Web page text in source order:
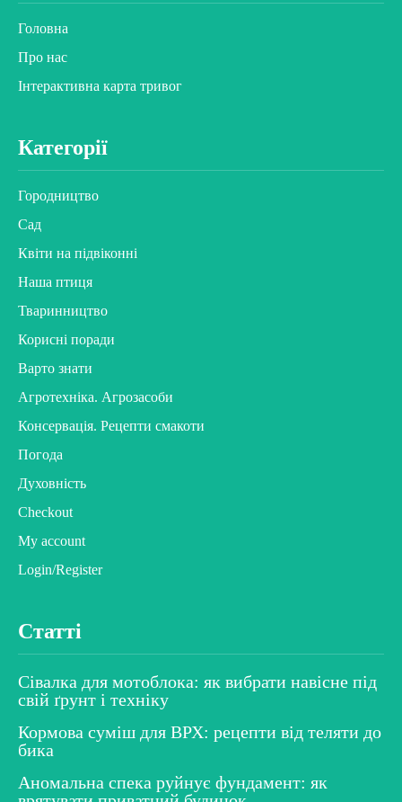
Головна
Про нас
Інтерактивна карта тривог
Категорії
Городництво
Сад
Квіти на підвіконні
Наша птиця
Тваринництво
Корисні поради
Варто знати
Агротехніка. Агрозасоби
Консервація. Рецепти смакоти
Погода
Духовність
Checkout
My account
Login/Register
Статті
Сівалка для мотоблока: як вибрати навісне під
свій ґрунт і техніку
Кормова суміш для ВРХ: рецепти від теляти до
бика
Аномальна спека руйнує фундамент: як